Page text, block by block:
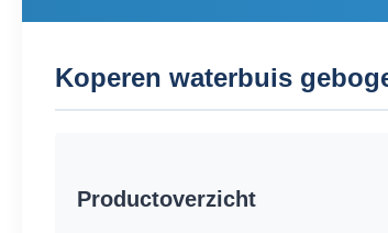
Koperen waterbuis
Productoverzicht